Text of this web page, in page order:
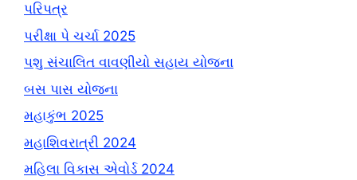
પરિપત્ર
પરીક્ષા પે ચર્ચા 2025
પશુ સંચાલિત વાવણીયો સહાય યોજના
બસ પાસ યોજના
મહાકુંભ 2025
મહાશિવરાત્રી 2024
મહિલા વિકાસ એવોર્ડ 2024